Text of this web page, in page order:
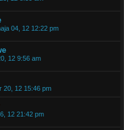
04, 12 12:22 pm
12 9:56 am
20, 12 15:46 pm
12 21:42 pm